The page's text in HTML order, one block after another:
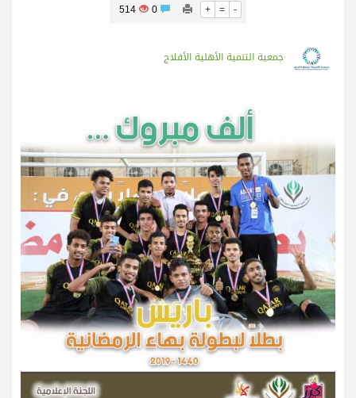
+ = -
514
جمعية التنمية الأهلية الأفلاج